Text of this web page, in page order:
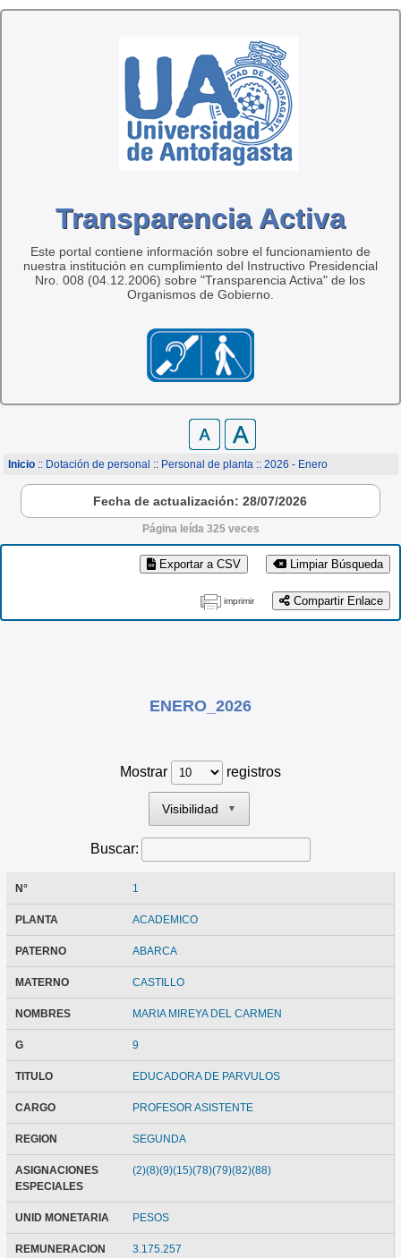
Transparencia Activa
Este portal contiene información sobre el funcionamiento de
nuestra institución en cumplimiento del Instructivo Presidencial
Nro. 008 (04.12.2006) sobre "Transparencia Activa" de los
Organismos de Gobierno.
Inicio :: Dotación de personal :: Personal de planta :: 2026 - Enero
Fecha de actualización: 28/07/2026
Página leída 325 veces
Limpiar Búsqueda
Exportar a CSV
Compartir Enlace
imprimir
ENERO_2026
Mostrar registros
Visibilidad ▼
Buscar:
N° 1
PLANTA ACADEMICO
PATERNO ABARCA
MATERNO CASTILLO
NOMBRES MARIA MIREYA DEL CARMEN
G 9
TITULO EDUCADORA DE PARVULOS
CARGO PROFESOR ASISTENTE
REGION SEGUNDA
ASIGNACIONES
ESPECIALES
(2)(8)(9)(15)(78)(79)(82)(88)
UNID MONETARIA PESOS
REMUNERACION
3.175.257